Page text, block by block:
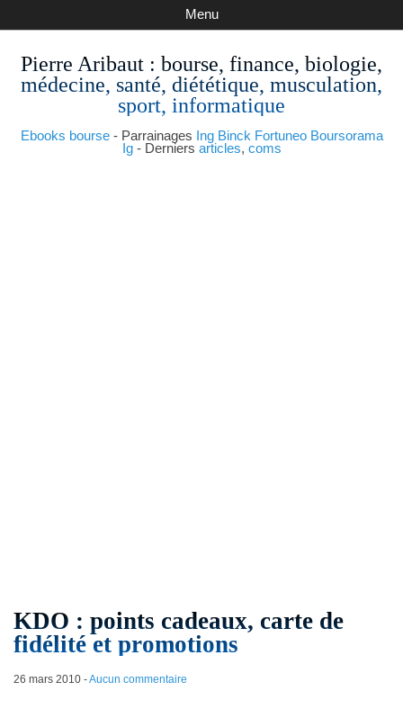
Pierre Aribaut : bourse, finance, biologie,
médecine, santé, diététique, musculation,
sport, informatique
Ebooks bourse- Parrainages Ing Binck Fortuneo Boursorama
Ig- Derniers articles, coms
Menu
KDO : points cadeaux, carte de
fidélité et promotions
26 mars 2010-Aucun commentaire